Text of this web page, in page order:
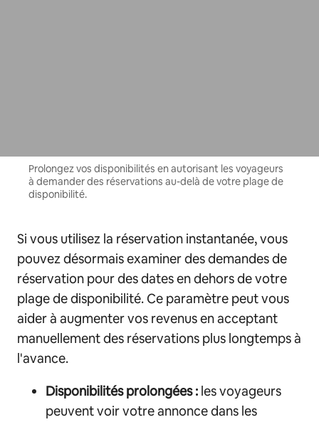
Prolongez vos disponibilités en autorisant les voyageurs
à demander des réservations au-delà de votre plage de
disponibilité.
Si vous utilisez la réservation instantanée, vous
pouvez désormais examiner des demandes de
réservation pour des dates en dehors de votre
plage de disponibilité. Ce paramètre peut vous
aider à augmenter vos revenus en acceptant
manuellement des réservations plus longtemps à
l'avance.
Disponibilités prolongées : les voyageurs
peuvent voir votre annonce dans les